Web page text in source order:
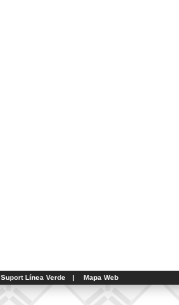
Suport Línea Verde | Mapa Web